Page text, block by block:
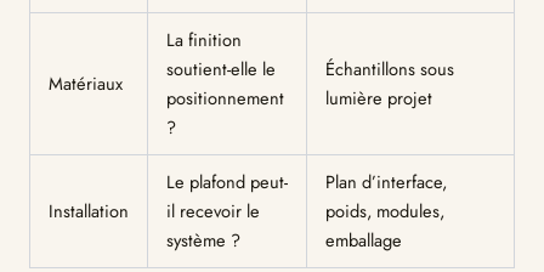
Matériaux
La finition
soutient-elle le
positionnement
?
Échantillons sous
lumière projet
Installation
Le plafond peut-
il recevoir le
système ?
Plan d’interface,
poids, modules,
emballage